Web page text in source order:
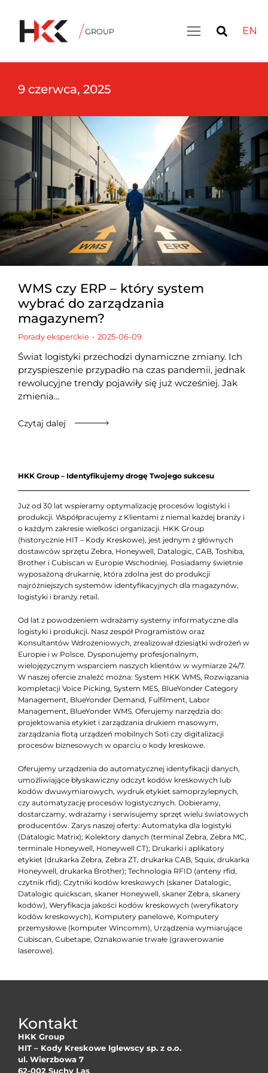
EN
9 czerwca, 2025
WMS czy ERP – który system
wybrać do zarządzania
magazynem?
Porady eksperckie 2025-06-09
Świat logistyki przechodzi dynamiczne zmiany. Ich
przyspieszenie przypadło na czas pandemii, jednak
rewolucyjne trendy pojawiły się już wcześniej. Jak
zmienia…
Czytaj dalej
HKK Group – Identyfikujemy drogę Twojego sukcesu
Już od 30 lat wspieramy optymalizację procesów logistyki i
produkcji. Współpracujemy z Klientami z niemal każdej branży i
o każdym zakresie wielkości organizacji. HKK Group
(historycznie HIT – Kody Kreskowe), jest jednym z głównych
dostawców sprzętu Zebra, Honeywell, Datalogic, CAB, Toshiba,
Brother i Cubiscan w Europie Wschodniej. Posiadamy świetnie
wyposażoną drukarnię, która zdolna jest do produkcji
najróżniejszych systemów identyfikacyjnych dla magazynów,
logistyki i branży retail.
Od lat z powodzeniem wdrażamy systemy informatyczne dla
logistyki i produkcji. Nasz zespół Programistów oraz
Konsultantów Wdrożeniowych, zrealizował dziesiątki wdrożeń w
Europie i w Polsce. Dysponujemy profesjonalnym,
wielojęzycznym wsparciem naszych klientów w wymiarze 24/7.
W naszej ofercie znaleźć można: System HKK WMS, Rozwiązania
kompletacji Voice Picking, System MES, BlueYonder Category
Management, BlueYonder Demand, Fulfilment, Labor
Management, BlueYonder WMS. Oferujemy narzędzia do:
projektowania etykiet i zarządzania drukiem masowym,
zarządzania flotą urządzeń mobilnych Soti czy digitalizacji
procesów biznesowych w oparciu o kody kreskowe.
Oferujemy urządzenia do automatycznej identyfikacji danych,
umożliwiające błyskawiczny odczyt kodów kreskowych lub
kodów dwuwymiarowych, wydruk etykiet samoprzylepnych,
czy automatyzację procesów logistycznych. Dobieramy,
dostarczamy, wdrażamy i serwisujemy sprzęt wielu światowych
producentów. Zarys naszej oferty: Automatyka dla logistyki
(Datalogic Matrix); Kolektory danych (terminal Zebra, Zebra MC,
terminale Honeywell, Honeywell CT); Drukarki i aplikatory
etykiet (drukarka Zebra, Zebra ZT, drukarka CAB, Squix, drukarka
Honeywell, drukarka Brother); Technologia RFID (anteny rfid,
czytnik rfid); Czytniki kodów kreskowych (skaner Datalogic,
Datalogic quickscan, skaner Honeywell, skaner Zebra, skanery
kodów), Weryfikacja jakości kodów kreskowych (weryfikatory
kodów kreskowych), Komputery panelowe, Komputery
przemysłowe (komputer Wincomm), Urządzenia wymiarujące
Cubiscan, Cubetape, Oznakowanie trwałe (grawerowanie
laserowe).
Kontakt
HKK Group
HIT – Kody Kreskowe Iglewscy sp. z o.o.
ul. Wierzbowa 7
62-002 Suchy Las